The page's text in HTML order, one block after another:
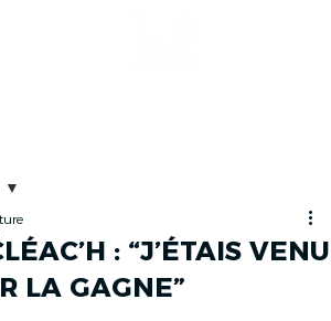
: “J’ÉTAIS VENU
LA GAGNE”